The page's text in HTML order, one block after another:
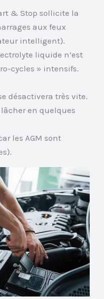
& Stop sollicite la
aux feux
intelligent).
liquide n’est
cycles » intensifs.
désactivera très vite.
en quelques
les AGM sont